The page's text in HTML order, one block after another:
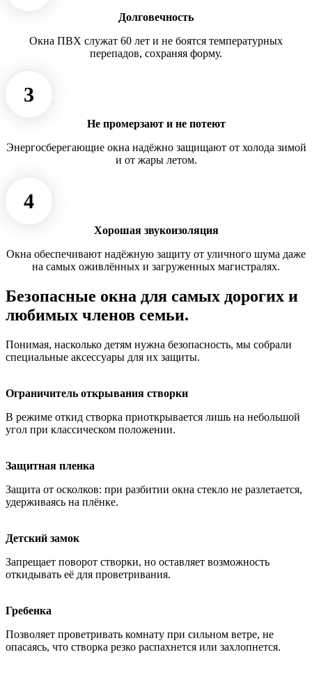
Долговечность
Окна ПВХ служат 60 лет и не боятся температурных
перепадов, сохраняя форму.
3
Не промерзают и не потеют
Энергосберегающие окна надёжно защищают от холода зимой
и от жары летом.
4
Хорошая звукоизоляция
Окна обеспечивают надёжную защиту от уличного шума даже
на самых оживлённых и загруженных магистралях.
Безопасные окна для самых дорогих и
любимых членов семьи.
Понимая, насколько детям нужна безопасность, мы собрали
специальные аксессуары для их защиты.
Ограничитель открывания створки
В режиме откид створка приоткрывается лишь на небольшой
угол при классическом положении.
Защитная пленка
Защита от осколков: при разбитии окна стекло не разлетается,
удерживаясь на плёнке.
Детский замок
Запрещает поворот створки, но оставляет возможность
откидывать её для проветривания.
Гребенка
Позволяет проветривать комнату при сильном ветре, не
опасаясь, что створка резко распахнется или захлопнется.